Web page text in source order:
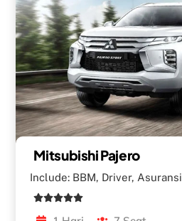
Mitsubishi Pajero
Include: BBM, Driver, Asuransi